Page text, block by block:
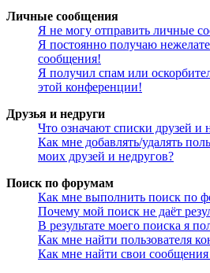
Личные сообщения
Я не могу отправить личные
Я постоянно получаю
сообщения!
Я получил спам или
этой конференции!
Друзья и недруги
Что означают списки друзей и
Как мне добавлять/удалять
моих друзей и недругов?
Поиск по форумам
Как мне выполнить поиск по
Почему мой поиск не даёт
В результате моего поиска я
Как мне найти пользователя
Как мне найти свои